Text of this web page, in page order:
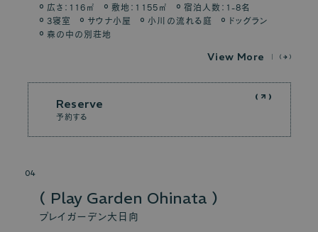
広さ：116㎡ 敷地：1155㎡
宿泊人数：1-8名
3寝室
サウナ小屋 小川の流れる庭
ドッグラン
森の中の別荘地
View More
Reserve
予約する
04
Play Garden Ohinata
プレイガーデン大日向